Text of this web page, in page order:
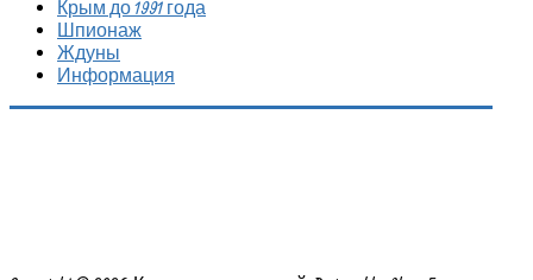
Крым до 1991 года
Шпионаж
Ждуны
Информация